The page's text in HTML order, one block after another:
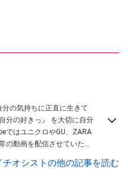
の気持ちに正直に生きて
分の好きっ』 を大切に自分
ではユニクロやGU、ZARA
の動画を配信させていただ
チオシストの他の記事を読む